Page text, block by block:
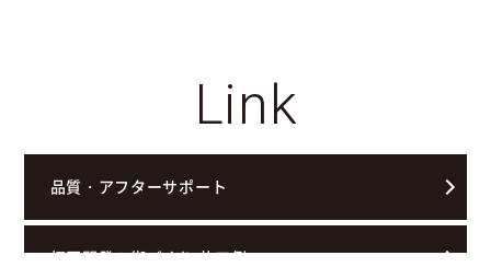
Link
品質・アフターサポート
拓匠開発の街づくり 施工例